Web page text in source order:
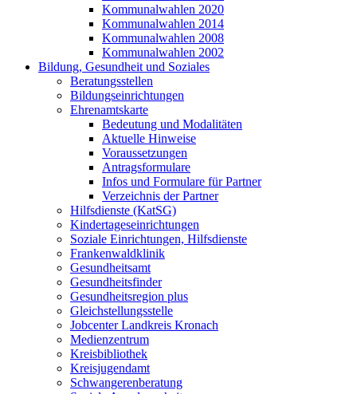
Kommunalwahlen 2020
Kommunalwahlen 2014
Kommunalwahlen 2008
Kommunalwahlen 2002
Bildung, Gesundheit und Soziales
Beratungsstellen
Bildungseinrichtungen
Ehrenamtskarte
Bedeutung und Modalitäten
Aktuelle Hinweise
Voraussetzungen
Antragsformulare
Infos und Formulare für Partner
Verzeichnis der Partner
Hilfsdienste (KatSG)
Kindertageseinrichtungen
Soziale Einrichtungen, Hilfsdienste
Frankenwaldklinik
Gesundheitsamt
Gesundheitsfinder
Gesundheitsregion plus
Gleichstellungsstelle
Jobcenter Landkreis Kronach
Medienzentrum
Kreisbibliothek
Kreisjugendamt
Schwangerenberatung